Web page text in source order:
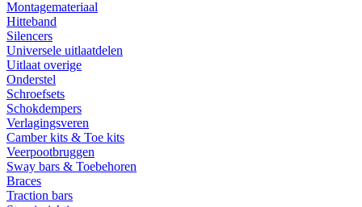
Montagemateriaal
Hitteband
Silencers
Universele uitlaatdelen
Uitlaat overige
Onderstel
Schroefsets
Schokdempers
Verlagingsveren
Camber kits & Toe kits
Veerpootbruggen
Sway bars & Toebehoren
Braces
Traction bars